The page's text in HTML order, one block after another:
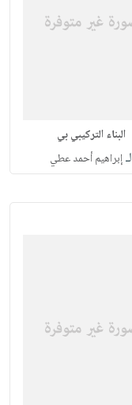
البناء التركيبي بي
لـإبراهيم أحمد عطي